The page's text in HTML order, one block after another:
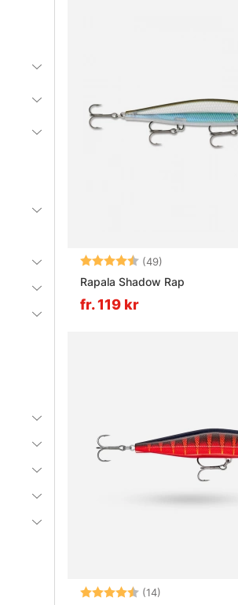
Betyg: (49)
Rapala Shadow Rap
fr. 119 kr
Betyg: (14)